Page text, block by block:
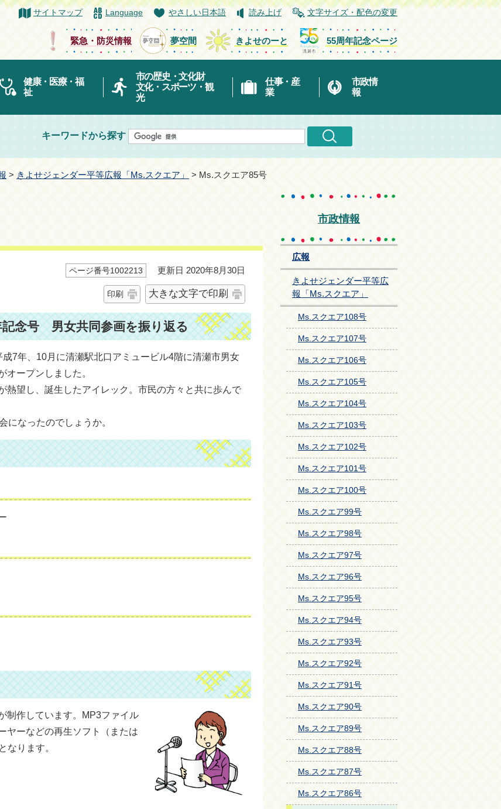
サイトマップ Language やさしい日本語 読み上げ 文字サイズ・配色の変更
緊急・防災情報 夢空間 きよせのーと 55周年記念ページ
健康・医療・福
祉
市の歴史・文化財
文化・スポーツ・観
光
仕事・産
業
市政情
報
キーワードから探す
> きよせジェンダー平等広報「Ms.スクエア」 > Ms.スクエア85号
ページ番号1002213 更新日 2020年8月30日
印刷 大きな文字で印刷
念号 男女共同参画を振り返る
7年、10月に清瀬駅北口アミュービル4階に清瀬市男女
オープンしました。
熱望し、誕生したアイレック。市民の方々と共に歩んで
になったのでしょうか。
制作しています。MP3ファイル
ヤーなどの再生ソフト（または
なります。
市政情報
広報
きよせジェンダー平等広
報「Ms.スクエア」
Ms.スクエア108号
Ms.スクエア107号
Ms.スクエア106号
Ms.スクエア105号
Ms.スクエア104号
Ms.スクエア103号
Ms.スクエア102号
Ms.スクエア101号
Ms.スクエア100号
Ms.スクエア99号
Ms.スクエア98号
Ms.スクエア97号
Ms.スクエア96号
Ms.スクエア95号
Ms.スクエア94号
Ms.スクエア93号
Ms.スクエア92号
Ms.スクエア91号
Ms.スクエア90号
Ms.スクエア89号
Ms.スクエア88号
Ms.スクエア87号
Ms.スクエア86号